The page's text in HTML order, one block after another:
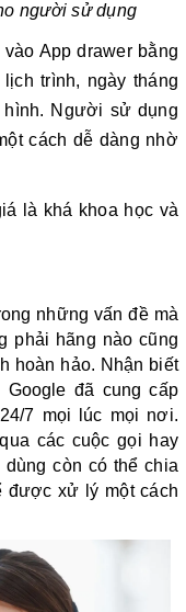
người sử dụng
App drawer bằng
trình, ngày tháng
Người sử dụng
cách dễ dàng nhờ
là khá khoa học và
những vấn đề mà
phải hãng nào cũng
hoàn hảo. Nhận biết
đã cung cấp
7 mọi lúc mọi nơi.
các cuộc gọi hay
còn có thể chia
được xử lý một cách